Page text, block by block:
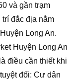
và gần trạm
đắc địa nằm
Long An.
Huyện Long An
điều cần thiết khi
đối: Cư dân